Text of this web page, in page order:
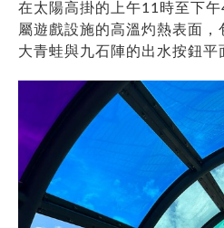
在太陽高掛的上午11時至下
屬遊戲設施的高溫灼熱表面
大青蛙與九石陣的出水按鈕平